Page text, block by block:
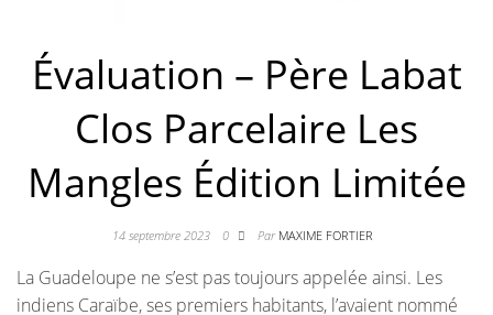
Évaluation – Père Labat
Clos Parcelaire Les
Mangles Édition Limitée
14 septembre 2023 0 Par MAXIME FORTIER
La Guadeloupe ne s’est pas toujours appelée ainsi. Les
indiens Caraïbe, ses premiers habitants, l’avaient nommé